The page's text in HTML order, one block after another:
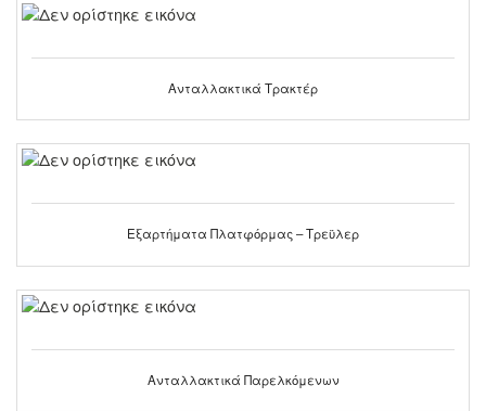
Ανταλλακτικά Τρακτέρ
Εξαρτήματα Πλατφόρμας – Τρεϋλερ
Ανταλλακτικά Παρελκόμενων